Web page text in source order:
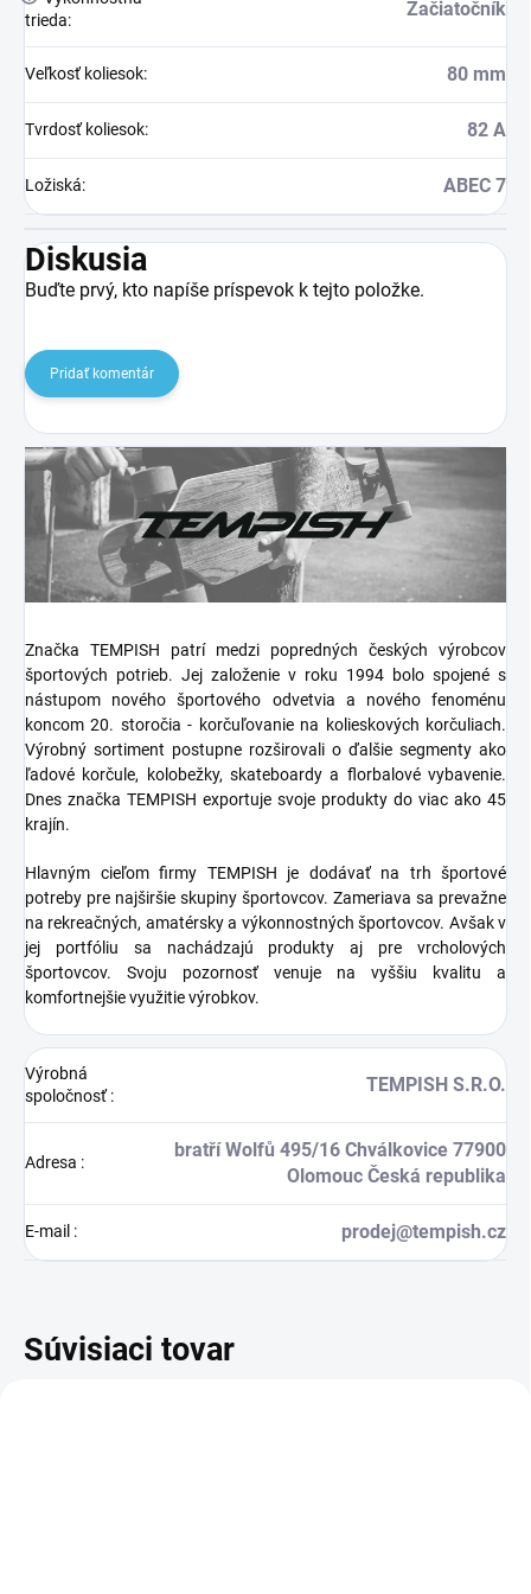
Súvisiaci tovar
trieda: Začiatočník
Veľkosť koliesok: 80 mm
Tvrdosť koliesok: 82 A
Ložiská: ABEC 7
Diskusia
Buďte prvý, kto napíše príspevok k tejto položke.
Pridať komentár
Značka TEMPISH patrí medzi popredných českých výrobcov
športových potrieb. Jej založenie v roku 1994 bolo spojené s
nástupom nového športového odvetvia a nového fenoménu
koncom 20. storočia - korčuľovanie na kolieskových korčuliach.
Výrobný sortiment postupne rozširovali o ďalšie segmenty ako
ľadové korčule, kolobežky, skateboardy a florbalové vybavenie.
Dnes značka TEMPISH exportuje svoje produkty do viac ako 45
krajín.
Hlavným cieľom firmy TEMPISH je dodávať na trh športové
potreby pre najširšie skupiny športovcov. Zameriava sa prevažne
na rekreačných, amatérsky a výkonnostných športovcov. Avšak v
jej portfóliu sa nachádzajú produkty aj pre vrcholových
športovcov. Svoju pozornosť venuje na vyššiu kvalitu a
komfortnejšie využitie výrobkov.
Výrobná
spoločnosť: TEMPISH S.R.O.
Adresa :
bratří Wolfů 495/16 Chválkovice 77900
Olomouc Česká republika
E-mail : prodej@tempish.cz